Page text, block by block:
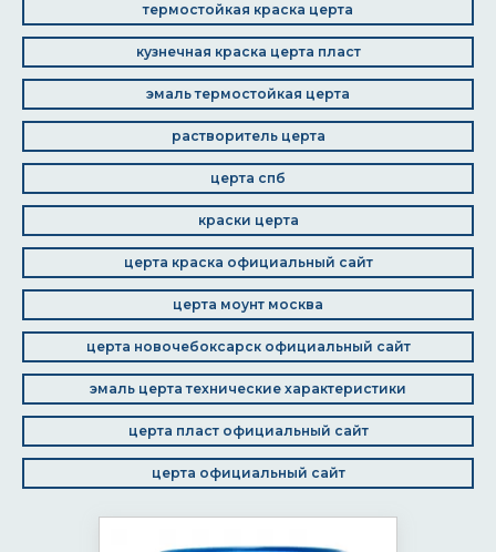
термостойкая краска церта
кузнечная краска церта пласт
эмаль термостойкая церта
растворитель церта
церта спб
краски церта
церта краска официальный сайт
церта моунт москва
церта новочебоксарск официальный сайт
эмаль церта технические характеристики
церта пласт официальный сайт
церта официальный сайт